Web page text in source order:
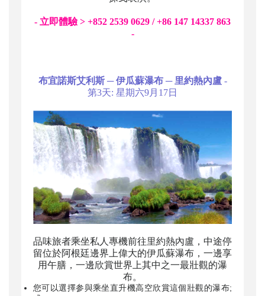
- 立即體驗 > +852 2539 0629 / +86 147 14337 863
-
布宜諾斯艾利斯 ─ 伊瓜蘇瀑布 ─ 里約熱內盧-
第3天: 星期六9月17日
品味旅者乘坐私人專機前往里約熱內盧，中途停
留位於阿根廷邊界上偉大的伊瓜蘇瀑布，一邊享
用午膳，一邊欣賞世界上其中之一最壯觀的瀑
布。
您可以選擇参與乘坐直升機高空欣賞這個壯觀的瀑布;